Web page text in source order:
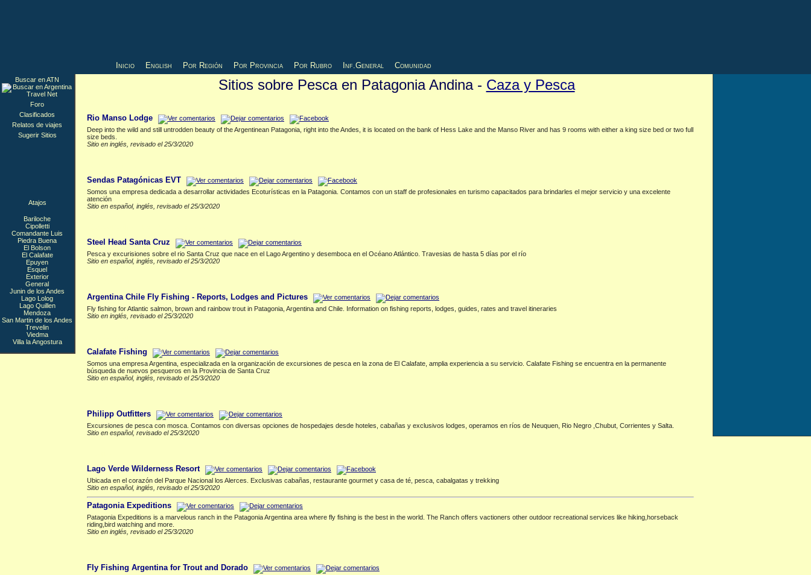
Inicio English Por Región Por Provincia Por Rubro Inf.General Comunidad
Sitios sobre Pesca en Patagonia Andina - Caza y Pesca
Rio Manso Lodge
Deep into the wild and still untrodden beauty of the Argentinean Patagonia, right into the Andes, it is located on the bank of Hess Lake and the Manso River and has 9 rooms with either a king size bed or two full
size beds.
Sitio en inglés, revisado el 25/3/2020
Sendas Patagónicas EVT
Somos una empresa dedicada a desarrollar actividades Ecoturísticas en la Patagonia. Contamos con un staff de profesionales en turismo capacitados para brindarles el mejor servicio y una excelente
atención
Sitio en español, inglés, revisado el 25/3/2020
Steel Head Santa Cruz
Pesca y excurisiones sobre el rio Santa Cruz que nace en el Lago Argentino y desemboca en el Océano Atlántico. Travesias de hasta 5 días por el río
Sitio en español, inglés, revisado el 25/3/2020
Argentina Chile Fly Fishing - Reports, Lodges and Pictures
Fly fishing for Atlantic salmon, brown and rainbow trout in Patagonia, Argentina and Chile. Information on fishing reports, lodges, guides, rates and travel itineraries
Sitio en inglés, revisado el 25/3/2020
Calafate Fishing
Somos una empresa Argentina, especializada en la organización de excursiones de pesca en la zona de El Calafate, amplia experiencia a su servicio. Calafate Fishing se encuentra en la permanente
búsqueda de nuevos pesqueros en la Provincia de Santa Cruz
Sitio en español, inglés, revisado el 25/3/2020
Philipp Outfitters
Excursiones de pesca con mosca. Contamos con diversas opciones de hospedajes desde hoteles, cabañas y exclusivos lodges, operamos en ríos de Neuquen, Rio Negro ,Chubut, Corrientes y Salta.
Sitio en español, revisado el 25/3/2020
Lago Verde Wilderness Resort
Ubicada en el corazón del Parque Nacional los Alerces. Exclusivas cabañas, restaurante gourmet y casa de té, pesca, cabalgatas y trekking
Sitio en español, inglés, revisado el 25/3/2020
Patagonia Expeditions
Patagonia Expeditions is a marvelous ranch in the Patagonia Argentina area where fly fishing is the best in the world. The Ranch offers vactioners other outdoor recreational services like hiking,horseback
riding,bird watching and more.
Sitio en inglés, revisado el 25/3/2020
Fly Fishing Argentina for Trout and Dorado
Buscar en ATN
Foro
Clasificados
Relatos de viajes
Sugerir Sitios
Atajos
Bariloche
Cipolletti
Comandante Luis
Piedra Buena
El Bolson
El Calafate
Epuyen
Esquel
Exterior
General
Junin de los Andes
Lago Lolog
Lago Quillen
Mendoza
San Martin de los Andes
Trevelin
Viedma
Villa la Angostura